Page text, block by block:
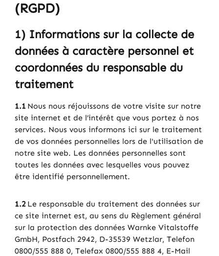
(RGPD)
1) Informations sur la collecte de
données à caractère personnel et
coordonnées du responsable du
traitement
1.1 Nous nous réjouissons de votre visite sur notre
site internet et de l’intérêt que vous portez à nos
services. Nous vous informons ici sur le traitement
de vos données personnelles lors de l'utilisation de
notre site web. Les données personnelles sont
toutes les données avec lesquelles vous pouvez
être identifié personnellement.
1.2 Le responsable du traitement des données sur
ce site internet est, au sens du Règlement général
sur la protection des données Warnke Vitalstoffe
GmbH, Postfach 2942, D-35539 Wetzlar, Telefon
0800/555 888 0, Telefax 0800/555 888 4, E-Mail